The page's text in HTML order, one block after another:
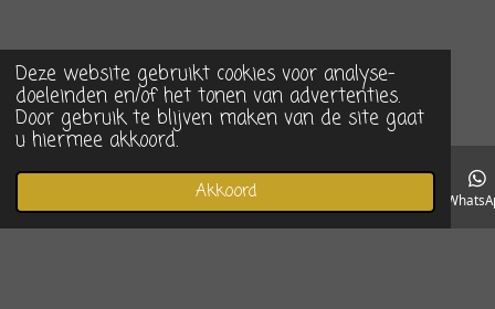
Deze website gebruikt cookies voor analyse-
doeleinden en/of het tonen van advertenties.
Door gebruik te blijven maken van de site gaat
u hiermee akkoord.
Akkoord
Telefoonnummer